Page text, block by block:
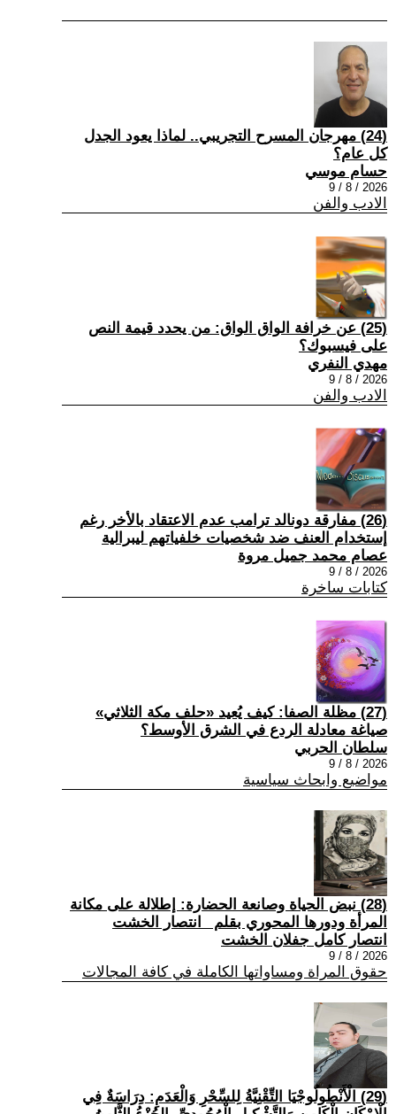
(24) مهرجان المسرح التجريبي.. لماذا يعود الجدل
كل عام؟
حسام موسي
2026 / 8 / 9
الادب والفن
(25) عن خرافة الواق الواق: من يحدد قيمة النص
على فيسبوك؟
مهدي النفري
2026 / 8 / 9
الادب والفن
(26) مفارقة دونالد ترامب عدم الاعتقاد بالأخر رغم
إستخدام العنف ضد شخصيات خلفياتهم ليبرالية
عصام محمد جميل مروة
2026 / 8 / 9
كتابات ساخرة
(27) مظلة الصفا: كيف يُعيد «حلف مكة الثلاثي»
صياغة معادلة الردع في الشرق الأوسط؟
سلطان الحربي
2026 / 8 / 9
مواضيع وابحاث سياسية
(28) نبض الحياة وصانعة الحضارة: إطلالة على مكانة
المرأة ودورها المحوري بقلم _انتصار الخشت
انتصار كامل جفلان الخشت
2026 / 8 / 9
حقوق المراة ومساواتها الكاملة في كافة المجالات
(29) الْأَنْطُولُوجْيَا التِّقْنِيَّةُ لِلسِّحْرِ وَالْعَدَمِ: دِرَاسَةٌ فِي